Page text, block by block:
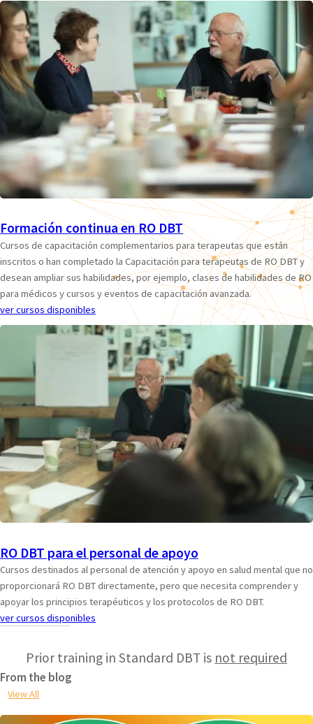
Formación continua en RO DBT
Cursos de capacitación complementarios para terapeutas que están
inscritos o han completado la Capacitación para terapeutas de RO DBT y
desean ampliar sus habilidades, por ejemplo, clases de habilidades de RO
para médicos y cursos y eventos de capacitación avanzada.
ver cursos disponibles
RO DBT para el personal de apoyo
Cursos destinados al personal de atención y apoyo en salud mental que no
proporcionará RO DBT directamente, pero que necesita comprender y
apoyar los principios terapéuticos y los protocolos de RO DBT.
ver cursos disponibles
Prior training in Standard DBT is not required
From the blog
View All